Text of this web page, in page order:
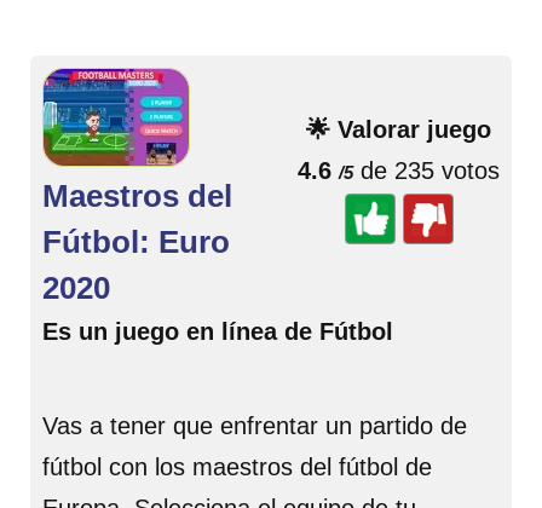
🌟 Valorar juego
4.6 /5de 235 votos
Maestros del
Fútbol: Euro
2020
Es un juego en línea de Fútbol
Vas a tener que enfrentar un partido de
fútbol con los maestros del fútbol de